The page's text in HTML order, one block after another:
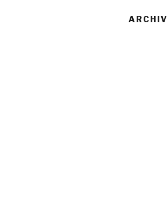
ARCHIV